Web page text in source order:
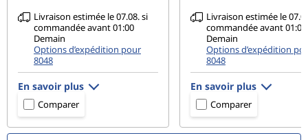
Livraison estimée le 07.08. si
commandée avant 01:00
Demain
Options d’expédition pour
8048
En savoir plus
Comparer
Livraison estimée le
commandée avant 01:00
Demain
Options d’expédition
8048
En savoir plus
Comparer